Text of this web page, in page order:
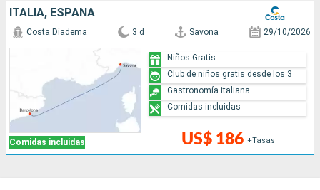
ITALIA, ESPAÑA
Comidas incluidas
Costa Diadema 3 d Savona 29/10/2026
US$ 186 +Tasas
Niños Gratis
Club de niños gratis desde los 3
Gastronomía italiana
Comidas incluidas